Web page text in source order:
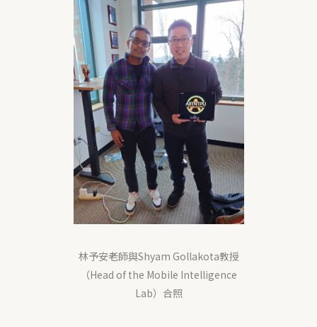
林予安老師與Shyam Gollakota教授
（Head of the Mobile Intelligence
Lab）合照